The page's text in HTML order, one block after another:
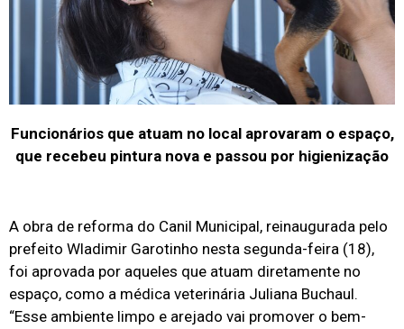
Funcionários que atuam no local aprovaram o espaço,
que recebeu pintura nova e passou por higienização
A obra de reforma do Canil Municipal, reinaugurada pelo
prefeito Wladimir Garotinho nesta segunda-feira (18),
foi aprovada por aqueles que atuam diretamente no
espaço, como a médica veterinária Juliana Buchaul.
“Esse ambiente limpo e arejado vai promover o bem-